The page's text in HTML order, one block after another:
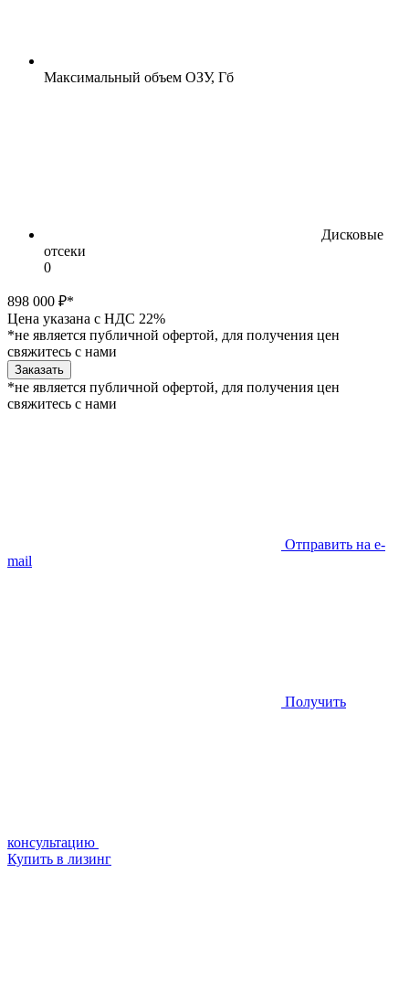
Максимальный объем ОЗУ, Гб
Дисковые
отсеки
0
898 000 ₽*
Цена указана с НДС 22%
*не является публичной офертой, для получения цен
свяжитесь с нами
Заказать
*не является публичной офертой, для получения цен
свяжитесь с нами
Отправить на e-
mail
Получить
консультацию
Купить в лизинг